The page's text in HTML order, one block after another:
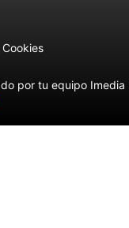
por tu equipo Imedia